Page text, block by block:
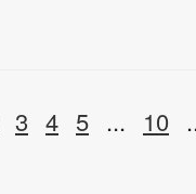
3 4 5 ... 10